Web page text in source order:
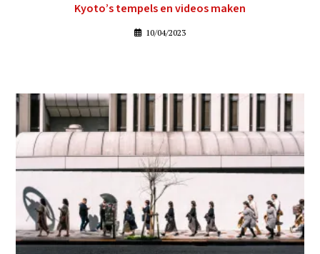
Kyoto’s tempels en videos maken
10/04/2023